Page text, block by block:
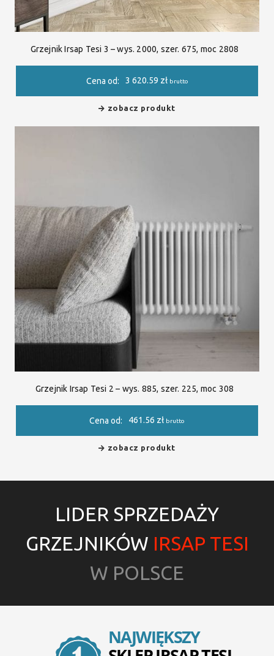
Grzejnik Irsap Tesi 3 – wys. 2000, szer. 675, moc 2808
Cena od: 3 620.59 zł brutto
zobacz produkt
Grzejnik Irsap Tesi 2 – wys. 885, szer. 225, moc 308
Cena od: 461.56 zł brutto
zobacz produkt
LIDER SPRZEDAŻY
GRZEJNIKÓW IRSAP TESI
W POLSCE